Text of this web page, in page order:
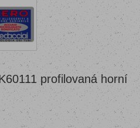
profilovaná horní